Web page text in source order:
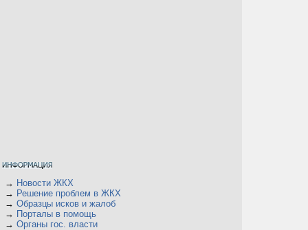
→ Новости ЖКХ
→ Решение проблем в ЖКХ
→ Образцы исков и жалоб
→ Порталы в помощь
→ Органы гос. власти